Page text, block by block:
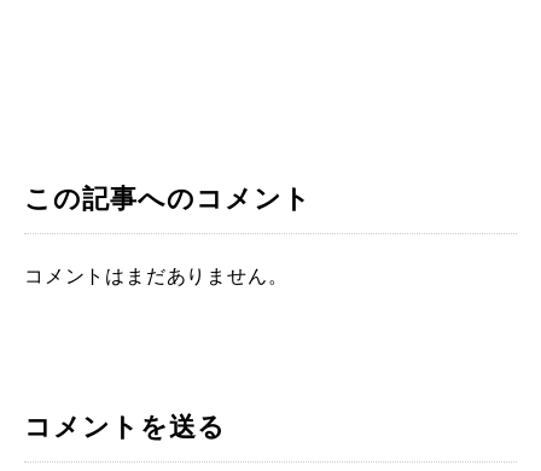
この記事へのコメント
コメントはまだありません。
コメントを送る